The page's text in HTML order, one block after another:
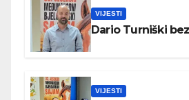
VIJESTI
Dario Turniški
VIJESTI